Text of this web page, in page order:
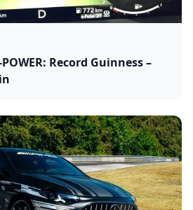
Record Guinness –